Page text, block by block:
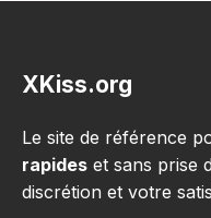
XKiss.org
Le site de référence
rapides et sans prise
discrétion et votre